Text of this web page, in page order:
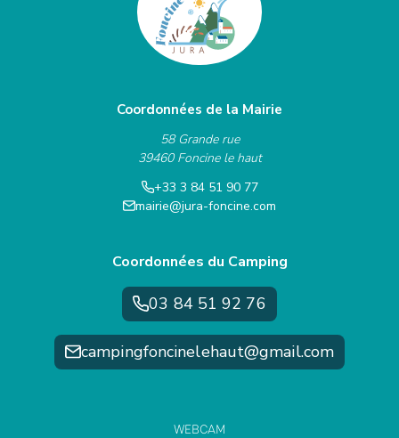
Coordonnées de la Mairie
58 Grande rue
39460 Foncine le haut
+33 3 84 51 90 77
mairie@jura-foncine.com
Coordonnées du Camping
03 84 51 92 76
campingfoncinelehaut@gmail.com
WEBCAM